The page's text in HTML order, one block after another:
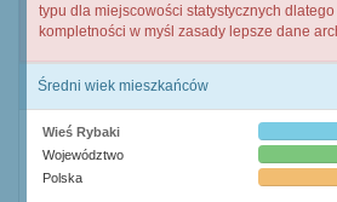
typu dla miejscowości statystycznych
kompletności w myśl zasady lepsze dane
Średni wiek mieszkańców
Wieś Rybaki
Województwo
Polska